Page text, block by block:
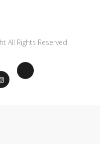
All Rights Reserved